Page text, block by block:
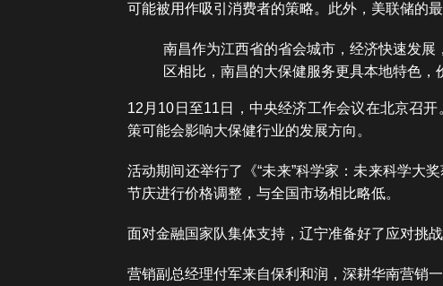
可能被用作吸引消费者的策略。此外，美联储的
南昌作为江西省的省会城市，经济快速发
区相比，南昌的大保健服务更具本地特色，
12月10日至11日，中央经济工作会议在北京召
策可能会影响大保健行业的发展方向。
活动期间还举行了《“未来”科学家：未来科学大
节庆进行价格调整，与全国市场相比略低。
面对金融国家队集体支持，辽宁准备好了应对挑
营销副总经理付军来自保利和润，深耕华南营销